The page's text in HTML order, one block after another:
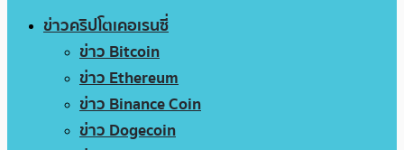
ข่าวคริปโตเคอเรนซี่
ข่าว Bitcoin
ข่าว Ethereum
ข่าว Binance Coin
ข่าว Dogecoin